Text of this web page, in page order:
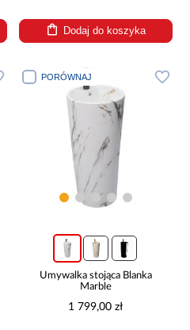
Dodaj do koszyka
PORÓWNAJ
Umywalka stojąca Blanka
Marble
1 799,00 zł